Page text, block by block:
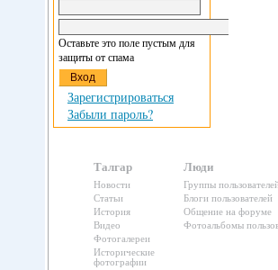
Оставьте это поле пустым для
защиты от спама
Зарегистрироваться
Забыли пароль?
Талгар
Новости
Статьи
История
Видео
Фотогалереи
Исторические
фотографии
Люди
Группы
Блоги пользователей
Общение на форуме
Фотоальбомы